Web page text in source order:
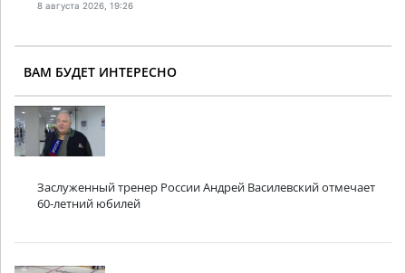
8 августа 2026, 19:26
ВАМ БУДЕТ ИНТЕРЕСНО
Заслуженный тренер России Андрей Василевский отмечает
60-летний юбилей